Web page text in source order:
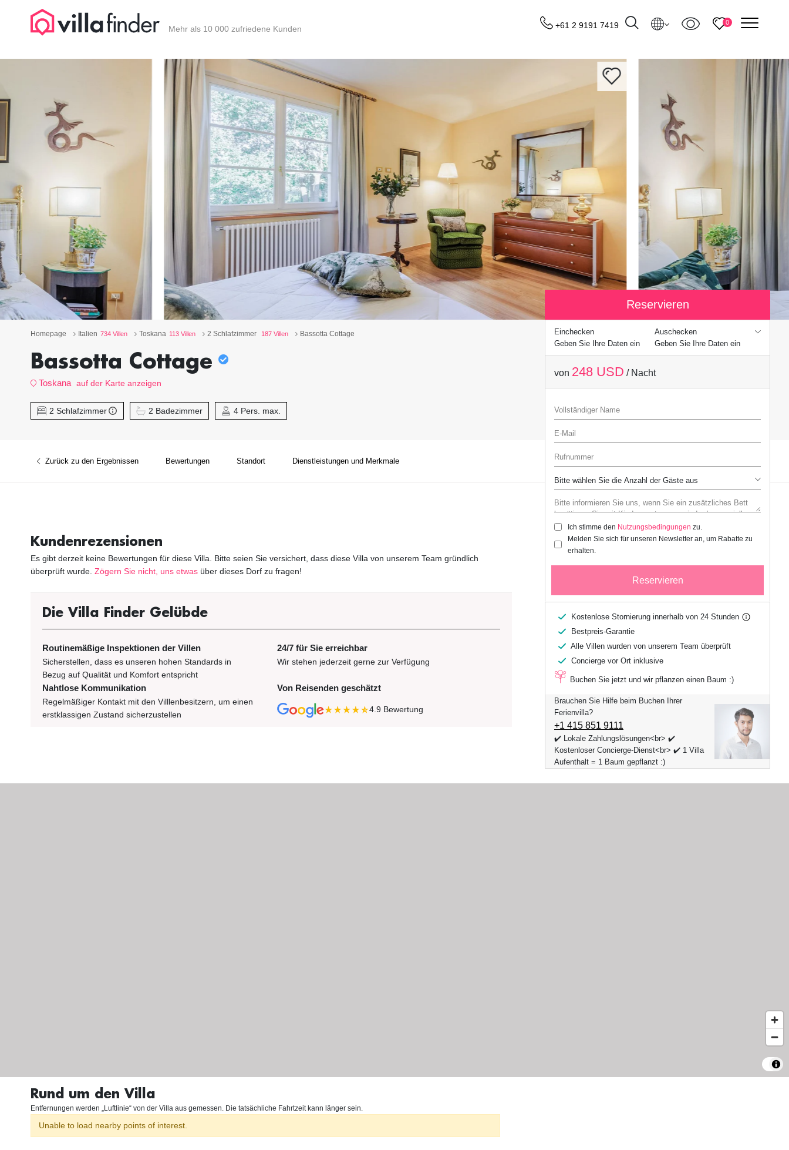
Mehr als 10 000 zufriedene Kunden +61 2 9191 7419 Destinations
0 menu
Reservieren
Einchecken
Geben Sie Ihre Daten ein
Auschecken
Geben Sie Ihre Daten ein
von 248 USD / Nacht
Ich stimme den Nutzungsbedingungen zu.
Melden Sie sich für unseren Newsletter an, um Rabatte zu
erhalten.
Reservieren
Kostenlose Stornierung innerhalb von 24 Stunden
Bestpreis-Garantie
Alle Villen wurden von unserem Team überprüft
Concierge vor Ort inklusive
Buchen Sie jetzt und wir pflanzen einen Baum :)
Brauchen Sie Hilfe beim Buchen Ihrer
Ferienvilla?
+1 ​415 851 9111
✔️ Lokale Zahlungslösungen<br> ✔️
Kostenloser Concierge-Dienst<br> ✔️ 1 Villa
Aufenthalt = 1 Baum gepflanzt :)
Homepage Italien 734 Villen Toskana 113 Villen 2 Schlafzimmer 187 Villen Bassotta Cottage
Bassotta Cottage
Toskana auf der Karte anzeigen
2 Schlafzimmer 2 Badezimmer 4 Pers. max.
Zurück zu den Ergebnissen Bewertungen Standort Dienstleistungen und Merkmale
Kundenrezensionen
Es gibt derzeit keine Bewertungen für diese Villa. Bitte seien Sie versichert, dass diese Villa von unserem Team gründlich
überprüft wurde. Zögern Sie nicht, uns etwas über dieses Dorf zu fragen!
Die Villa Finder Gelübde
Routinemäßige Inspektionen der Villen
Sicherstellen, dass es unseren hohen Standards in
Bezug auf Qualität und Komfort entspricht
24/7 für Sie erreichbar
Wir stehen jederzeit gerne zur Verfügung
Nahtlose Kommunikation
Regelmäßiger Kontakt mit den Villlenbesitzern, um einen
erstklassigen Zustand sicherzustellen
Von Reisenden geschätzt
4.9 Bewertung
Rund um den Villa
Entfernungen werden „Luftlinie“ von der Villa aus gemessen. Die tatsächliche Fahrtzeit kann länger sein.
Unable to load nearby points of interest.